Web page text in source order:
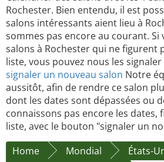
Rochester. Bien entendu, il est
salons intéressants aient lieu à
sommes pas encore au courant. Si
salons à Rochester qui ne figurent
liste, vous pouvez nous les
signaler un nouveau salon Notre
aussitôt, afin de rendre ce salon
dont les dates sont dépassées ou
connaissons pas encore les dates,
liste, avec le bouton "signaler un
Home
Mondial
États-